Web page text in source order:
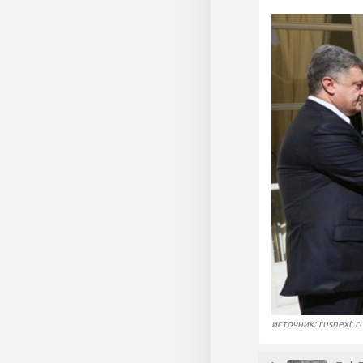
источник: